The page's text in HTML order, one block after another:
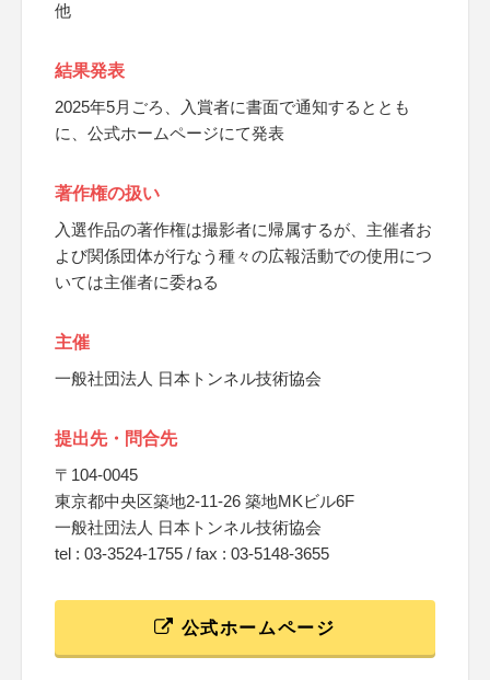
他
結果発表
2025年5月ごろ、入賞者に書面で通知するととも
に、公式ホームページにて発表
著作権の扱い
入選作品の著作権は撮影者に帰属するが、主催者お
よび関係団体が行なう種々の広報活動での使用につ
いては主催者に委ねる
主催
一般社団法人 日本トンネル技術協会
提出先・問合先
〒104-0045
東京都中央区築地2-11-26 築地MKビル6F
一般社団法人 日本トンネル技術協会
tel : 03-3524-1755 / fax : 03-5148-3655
公式ホームページ